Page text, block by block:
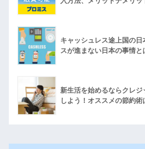
キャッシュレス途上国の日
スが進まない日本の事情と
新生活を始めるならクレジ
しよう！オススメの節約術